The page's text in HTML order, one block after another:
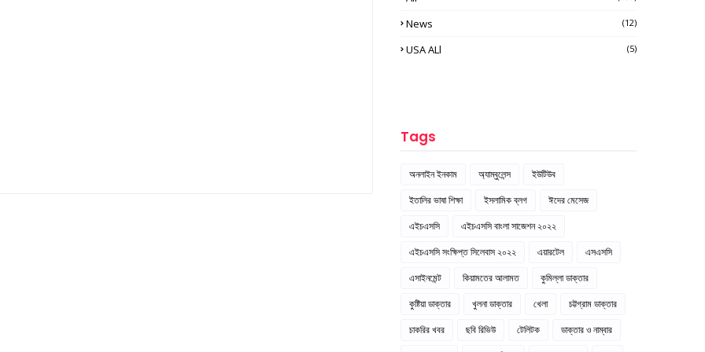
News (12)
USA ALl (5)
Tags
অনলাইন ইনকাম অ্যাম্বুলেন্স
ইউটিউব
ইতালির ভাষা শিক্ষা
ইসলামিক ব্লগ
ঈদের মেসেজ
এইচএসসি
এইচএসসি বাংলা সাজেশন ২০২২
এইচএসসি সংক্ষিপ্ত সিলেবাস ২০২২
এয়ারটেল
এসএসসি
এসাইনমেন্ট
কিয়ামতের আলামত
কুমিল্লা ডাক্তার
কুষ্টিয়া ডাক্তার
খুলনা ডাক্তার খেলা
চট্টগ্রাম ডাক্তার
চাকরির খবর
ছবি রিভিউ টেলিটক
ডাক্তার ও নাম্বার